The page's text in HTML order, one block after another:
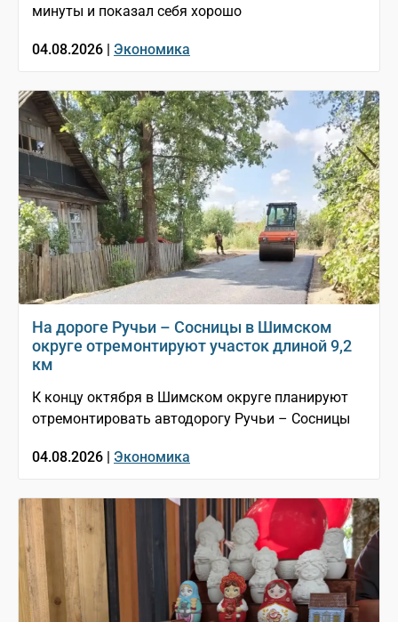
минуты и показал себя хорошо
04.08.2026 | Экономика
На дороге Ручьи – Сосницы в Шимском
округе отремонтируют участок длиной 9,2
км
К концу октября в Шимском округе планируют
отремонтировать автодорогу Ручьи – Сосницы
04.08.2026 | Экономика